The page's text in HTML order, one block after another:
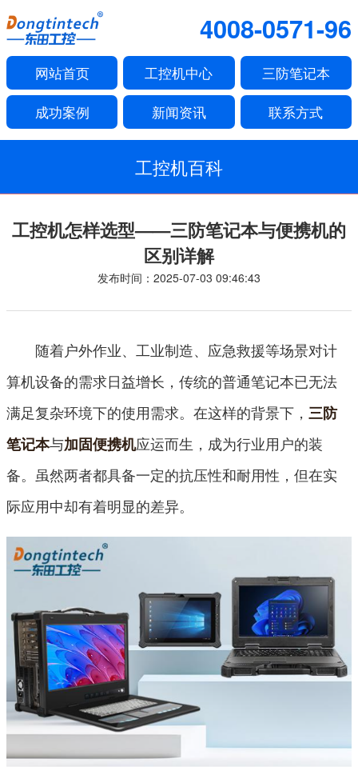
4008-0571-96
网站首页 工控机中心 三防笔记本
成功案例 新闻资讯 联系方式
工控机百科
工控机怎样选型——三防笔记本与便携机的
区别详解
发布时间：2025-07-03 09:46:43
随着户外作业、工业制造、应急救援等场景对计
算机设备的需求日益增长，传统的普通笔记本已无法
满足复杂环境下的使用需求。在这样的背景下， 三防
笔记本与加固便携机应运而生，成为行业用户的装
备。虽然两者都具备一定的抗压性和耐用性，但在实
际应用中却有着明显的差异。